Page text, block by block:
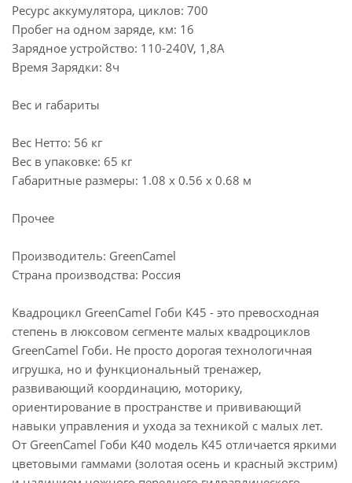
Ресурс аккумулятора, циклов: 700
Пробег на одном заряде, км: 16
Зарядное устройство: 110-240V, 1,8A
Время Зарядки: 8ч
Вес и габариты
Вес Нетто: 56 кг
Вес в упаковке: 65 кг
Габаритные размеры: 1.08 x 0.56 x 0.68 м
Прочее
Производитель: GreenCamel
Страна производства: Россия
Квадроцикл GreenCamel Гоби K45 - это превосходная
степень в люксовом сегменте малых квадроциклов
GreenCamel Гоби. Не просто дорогая технологичная
игрушка, но и функциональный тренажер,
развивающий координацию, моторику,
ориентирование в пространстве и прививающий
навыки управления и ухода за техникой с малых лет.
От GreenCamel Гоби K40 модель K45 отличается яркими
цветовыми гаммами (золотая осень и красный экстрим)